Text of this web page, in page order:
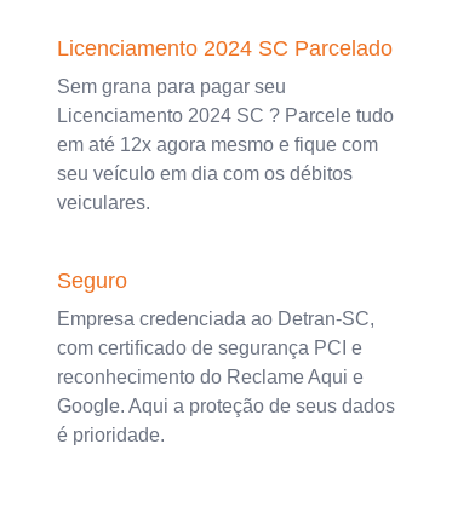
Licenciamento 2024 SC Parcelado
Sem grana para pagar seu
Licenciamento 2024 SC ? Parcele tudo
em até 12x agora mesmo e fique com
seu veículo em dia com os débitos
veiculares.
Seguro
Empresa credenciada ao Detran-SC,
com certificado de segurança PCI e
reconhecimento do Reclame Aqui e
Google. Aqui a proteção de seus dados
é prioridade.